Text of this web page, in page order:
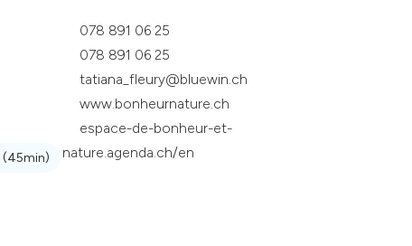
(45min)
078 891 06 25
078 891 06 25
tatiana_fleury@bluewin.ch
www.bonheurnature.ch
espace-de-bonheur-et-
nature.agenda.ch/en